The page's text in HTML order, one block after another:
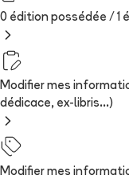
0 édition possédée / 1
Modifier mes
dédicace, ex-libris...)
Modifier mes